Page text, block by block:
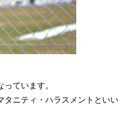
ています。
タニティ・ハラスメントといい